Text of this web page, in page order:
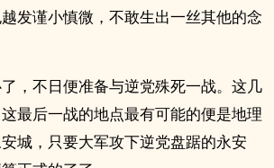
发谨小慎微，不敢生出一丝其他的念
，不日便准备与逆党殊死一战。这几
最后一战的地点最有可能的便是地理
城，只要大军攻下逆党盘踞的永安